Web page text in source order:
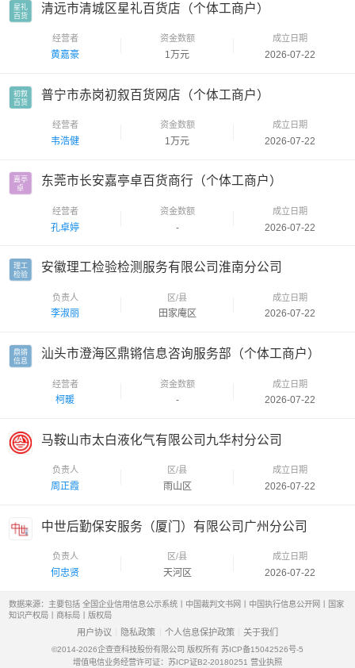
星礼
百货
清远市清城区星礼百货店（个体工商户）
经营者
黄嘉豪
资金数额
1万元
成立日期
2026-07-22
初叙
百货
普宁市赤岗初叙百货网店（个体工商户）
经营者
韦浩健
资金数额
1万元
成立日期
2026-07-22
嘉亭
卓
东莞市长安嘉亭卓百货商行（个体工商户）
经营者
孔卓婷
资金数额
-
成立日期
2026-07-22
理工
检验
安徽理工检验检测服务有限公司淮南分公司
负责人
李淑丽
区/县
田家庵区
成立日期
2026-07-22
鼎锵
信息
汕头市澄海区鼎锵信息咨询服务部（个体工商户）
经营者
柯暖
资金数额
-
成立日期
2026-07-22
马鞍山市太白液化气有限公司九华村分公司
负责人
周正霞
区/县
雨山区
成立日期
2026-07-22
中世后勤保安服务（厦门）有限公司广州分公司
负责人
何忠贤
区/县
天河区
成立日期
2026-07-22
数据来源：主要包括 全国企业信用信息公示系统丨中国裁判文书网丨中国执行信息公开网丨国家
知识产权局丨商标局丨版权局
用户协议 隐私政策 个人信息保护政策 关于我们
©2014-2026企查查科技股份有限公司 版权所有 苏ICP备15042526号-5
增值电信业务经营许可证：苏ICP证B2-20180251 营业执照